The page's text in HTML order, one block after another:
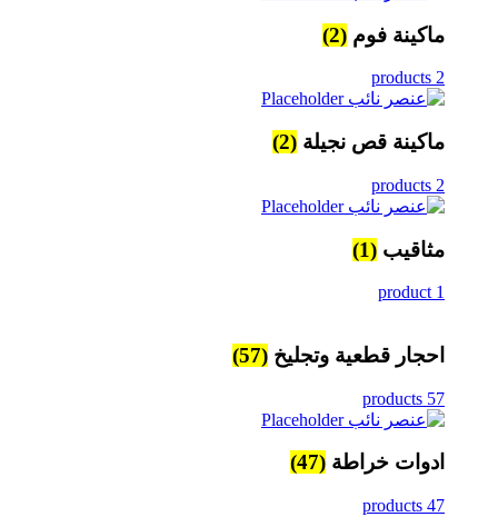
ماكينة فوم (2)
2 products
ماكينة قص نجيلة (2)
2 products
مثاقيب (1)
1 product
احجار قطعية وتجليخ (57)
57 products
ادوات خراطة (47)
47 products